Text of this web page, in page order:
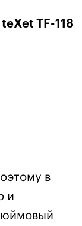
teXet TF-118
в
и